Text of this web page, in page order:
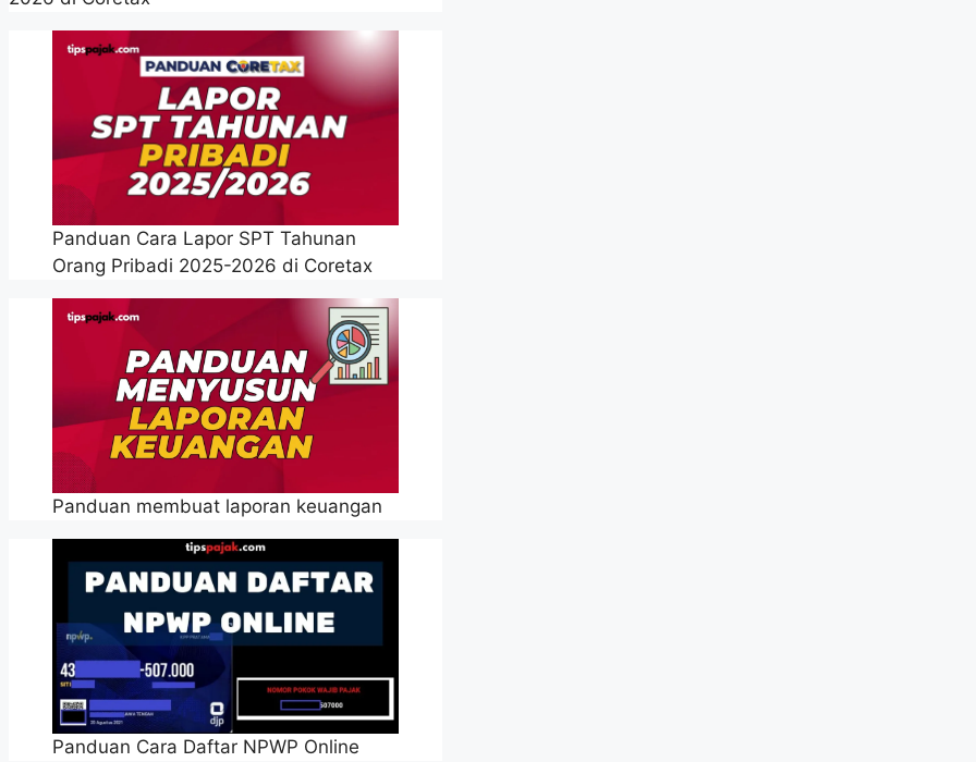
Panduan Cara Lapor SPT Tahunan
Orang Pribadi 2025-2026 di Coretax
Panduan membuat laporan keuangan
Panduan Cara Daftar NPWP Online